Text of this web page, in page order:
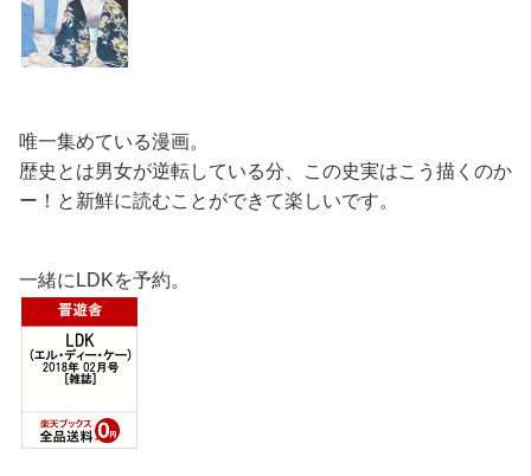
唯一集めている漫画。
歴史とは男女が逆転している分、この史実はこう描くのか
ー！と新鮮に読むことができて楽しいです。
一緒にLDKを予約。